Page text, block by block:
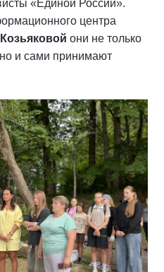
«Единой России».
центра
они не только
и сами принимают